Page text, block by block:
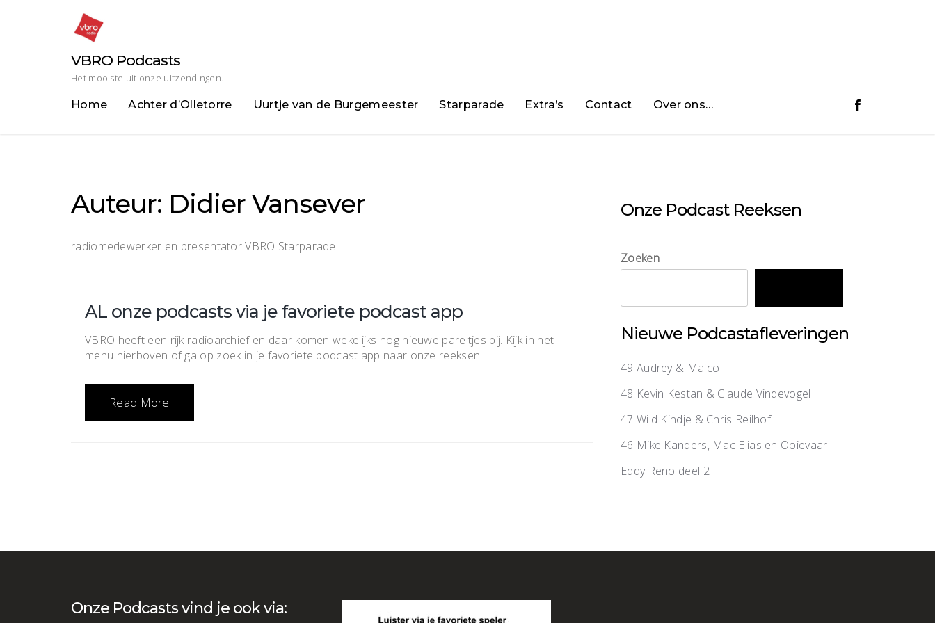
VBRO Podcasts
Het mooiste uit onze uitzendingen.
Home Achter d’Olletorre Uurtje van de Burgemeester Starparade Extra’s Contact Over ons…
Auteur: Didier Vansever
radiomedewerker en presentator VBRO Starparade
AL onze podcasts via je favoriete podcast app
VBRO heeft een rijk radioarchief en daar komen wekelijks nog nieuwe pareltjes bij. Kijk in het
menu hierboven of ga op zoek in je favoriete podcast app naar onze reeksen:
Read More
Onze Podcast Reeksen
Zoeken
Nieuwe Podcastafleveringen
49 Audrey & Maico
48 Kevin Kestan & Claude Vindevogel
47 Wild Kindje & Chris Reilhof
46 Mike Kanders, Mac Elias en Ooievaar
Eddy Reno deel 2
Onze Podcasts vind je ook via: